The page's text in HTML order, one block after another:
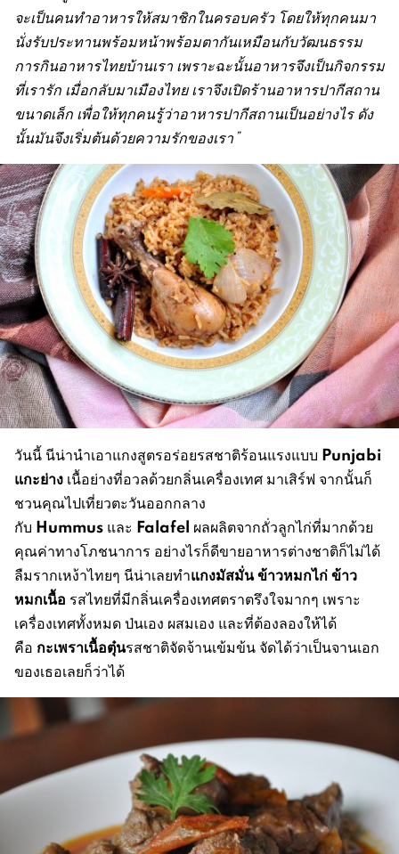
จะเป็นคนทำอาหารให้สมาชิกในครอบครัว โดยให้ทุกคนมา
นั่งรับประทานพร้อมหน้าพร้อมตากันเหมือนกับวัฒนธรรม
การกินอาหารไทยบ้านเรา เพราะฉะนั้นอาหารจึงเป็นกิจกรรม
ที่เรารัก เมื่อกลับมาเมืองไทย เราจึงเปิดร้านอาหารปากีสถาน
ขนาดเล็ก เพื่อให้ทุกคนรู้ว่าอาหารปากีสถานเป็นอย่างไร ดัง
นั้นมันจึงเริ่มต้นด้วยความรักของเรา”
วันนี้ นีน่านำเอาแกงสูตรอร่อยรสชาติร้อนแรงแบบ Punjabi
แกะย่าง เนื้อย่างที่อวลด้วยกลิ่นเครื่องเทศ มาเสิร์ฟ จากนั้นก็
ชวนคุณไปเที่ยวตะวันออกกลาง
กับ Hummus และ Falafel ผลผลิตจากถั่วลูกไก่ที่มากด้วย
คุณค่าทางโภชนาการ อย่างไรก็ดีขายอาหารต่างชาติก็ไม่ได้
ลืมรากเหง้าไทยๆ นีน่าเลยทำแกงมัสมั่น ข้าวหมกไก่ ข้าว
หมกเนื้อ รสไทยที่มีกลิ่นเครื่องเทศตราตรึงใจมากๆ เพราะ
เครื่องเทศทั้งหมด ป่นเอง ผสมเอง และที่ต้องลองให้ได้
คือ กะเพราเนื้อตุ๋นรสชาติจัดจ้านเข้มข้น จัดได้ว่าเป็นจานเอก
ของเธอเลยก็ว่าได้